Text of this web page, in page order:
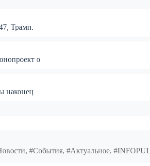
Трамп.
о
наконец
#События, #Актуальное,